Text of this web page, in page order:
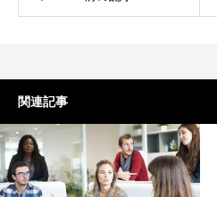
関連記事